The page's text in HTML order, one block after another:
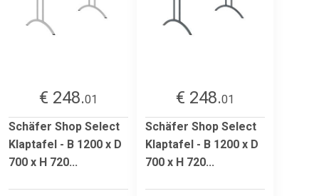
€ 248.01
Schäfer Shop Select
Klaptafel - B 1200 x D
700 x H 720...
€ 248.01
Schäfer Shop Select
Klaptafel - B 1200 x D
700 x H 720...